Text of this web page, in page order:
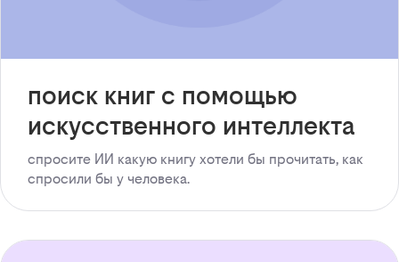
поиск книг с помощью
искусственного интеллекта
спросите ИИ какую книгу хотели бы прочитать, как
спросили бы у человека.